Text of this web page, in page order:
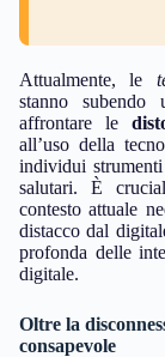
Attualmente, le
stanno subendo
affrontare le
all’uso della
individui
salutari. È
contesto attuale
distacco dal
profonda delle
digitale.
Oltre la
consapevole